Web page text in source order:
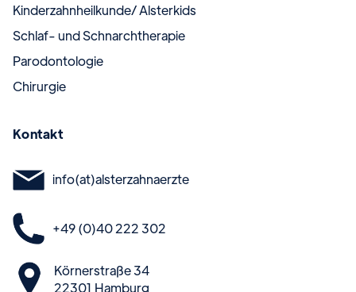
Kinderzahnheilkunde/ Alsterkids
Schlaf- und Schnarchtherapie
Parodontologie
Chirurgie
Kontakt
info(at)alsterzahnaerzte
+49 (0)40 222 302
Körnerstraße 34
22301 Hamburg